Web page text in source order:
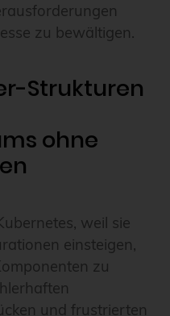
zu bewältigen.
Strukturen
ohne
weil sie
einsteigen,
zu
und frustrierten